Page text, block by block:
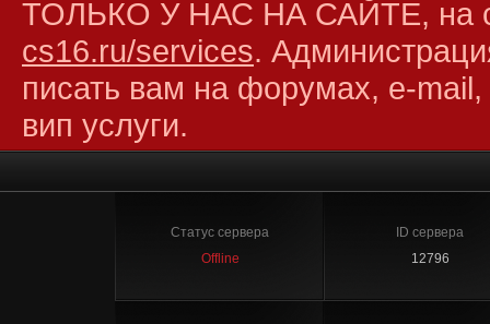
ТОЛЬКО У НАС НА САЙТЕ, на
cs16.ru/services.
писать вам на форумах, e-mail,
вип услуги.
Статус сервера
Offline
ID сервера
12796